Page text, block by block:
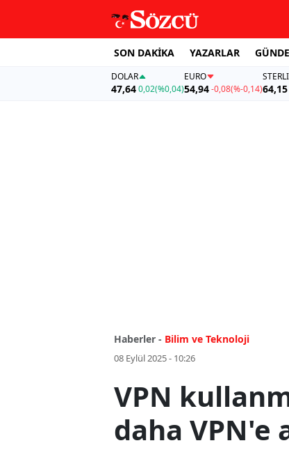
SON DAKİKA YAZARLAR
DOLAR
47,640,02(%0,04)
EURO
54,94 -0,08(%-0,14)64,15
Haberler - Bilim ve Teknoloji
08 Eylül 2025 - 10:26
VPN
daha VPN'e